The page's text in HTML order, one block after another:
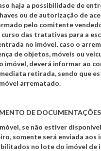
haja a possibilidade de
ou de autorização de
pelo comitente
das tratativas para a
no imóvel, caso o
de objetos, móveis ou
imóvel, deverá informar ao
retirada, sendo que
arrematado.
DE
se não estiver
somente será enviada aos
no lote do imóvel de